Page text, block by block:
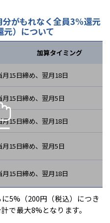
がもれなく全員3%還元
元）について
加算タイミング
月15日締め、翌月18日
月15日締め、翌月5日
月15日締め、翌月18日
月15日締め、翌月5日
月15日締め、翌月18日
5%（200円（税込）につき
で最大8%となります。